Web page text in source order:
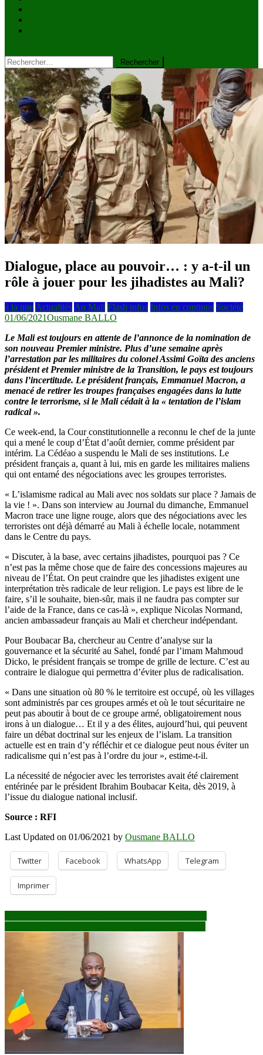
Rechercher :
Dialogue, place au pouvoir… : y a-t-il un
rôle à jouer pour les jihadistes au Mali?
à la une Actualités Au Mali Flash infos Infos en continus Société
01/06/2021Ousmane BALLO
Le Mali est toujours en attente de l’annonce de la nomination de
son nouveau Premier ministre. Plus d’une semaine après
l’arrestation par les militaires du colonel Assimi Goïta des anciens
président et Premier ministre de la Transition, le pays est toujours
dans l’incertitude. Le président français, Emmanuel Macron, a
menacé de retirer les troupes françaises engagées dans la lutte
contre le terrorisme, si le Mali cédait à la « tentation de l’islam
radical ».
Ce week-end, la Cour constitutionnelle a reconnu le chef de la junte
qui a mené le coup d’État d’août dernier, comme président par
intérim. La Cédéao a suspendu le Mali de ses institutions. Le
président français a, quant à lui, mis en garde les militaires maliens
qui ont entamé des négociations avec les groupes terroristes.
« L’islamisme radical au Mali avec nos soldats sur place ? Jamais de
la vie ! ». Dans son interview au Journal du dimanche, Emmanuel
Macron trace une ligne rouge, alors que des négociations avec les
terroristes ont déjà démarré au Mali à échelle locale, notamment
dans le Centre du pays.
« Discuter, à la base, avec certains jihadistes, pourquoi pas ? Ce
n’est pas la même chose que de faire des concessions majeures au
niveau de l’État. On peut craindre que les jihadistes exigent une
interprétation très radicale de leur religion. Le pays est libre de le
faire, s’il le souhaite, bien-sûr, mais il ne faudra pas compter sur
l’aide de la France, dans ce cas-là », explique Nicolas Normand,
ancien ambassadeur français au Mali et chercheur indépendant.
Pour Boubacar Ba, chercheur au Centre d’analyse sur la
gouvernance et la sécurité au Sahel, fondé par l’imam Mahmoud
Dicko, le président français se trompe de grille de lecture. C’est au
contraire le dialogue qui permettra d’éviter plus de radicalisation.
« Dans une situation où 80 % le territoire est occupé, où les villages
sont administrés par ces groupes armés et où le tout sécuritaire ne
peut pas aboutir à bout de ce groupe armé, obligatoirement nous
irons à un dialogue… Et il y a des élites, aujourd’hui, qui peuvent
faire un débat doctrinal sur les enjeux de l’islam. La transition
actuelle est en train d’y réfléchir et ce dialogue peut nous éviter un
radicalisme qui n’est pas à l’ordre du jour », estime-t-il.
La nécessité de négocier avec les terroristes avait été clairement
entérinée par le président Ibrahim Boubacar Keita, dès 2019, à
l’issue du dialogue national inclusif.
Source : RFI
Last Updated on 01/06/2021 by Ousmane BALLO
Twitter Facebook WhatsApp Telegram
Imprimer
Navigation
de